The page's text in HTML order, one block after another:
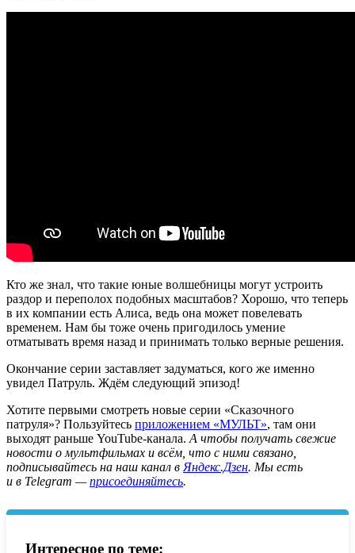
Кто же знал, что такие юные волшебницы могут устроить
раздор и переполох подобных масштабов? Хорошо, что теперь
в их компании есть Алиса, ведь она может повелевать
временем. Нам бы тоже очень пригодилось умение
отматывать время назад и принимать только верные решения.
Окончание серии заставляет задуматься, кого же именно
увидел Патруль. Ждём следующий эпизод!
Хотите первыми смотреть новые серии «Сказочного
патруля»? Пользуйтесь приложением «МУЛЬТ», там они
выходят раньше YouTube-канала. А чтобы получать свежие
новости о мультфильмах и всём, что с ними связано,
подписывайтесь на наш канал в Яндекс.Дзен. Мы есть
и в Telegram — присоединяйтесь.
Интересное по теме: